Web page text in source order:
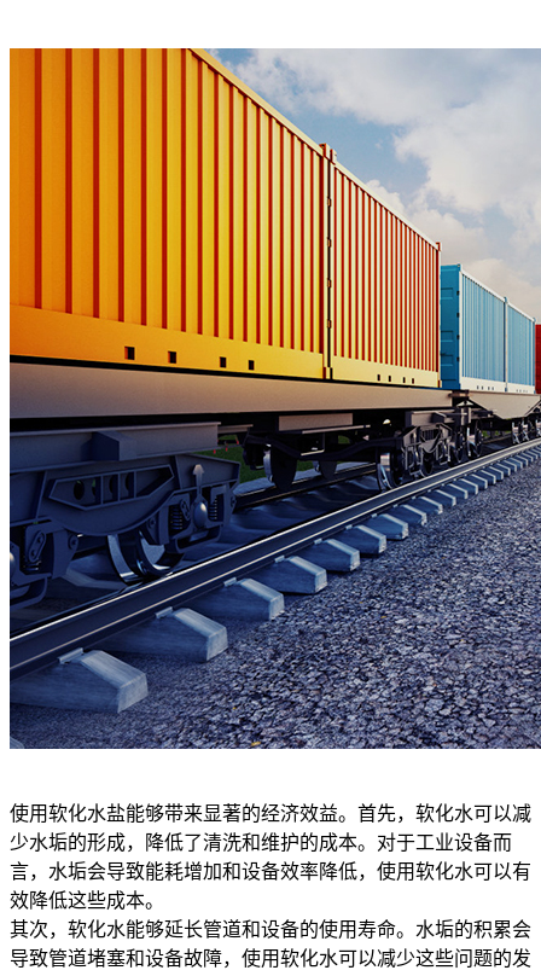
使用软化水盐能够带来显著的经济效益。首先，软化水可以减
少水垢的形成，降低了清洗和维护的成本。对于工业设备而
言，水垢会导致能耗增加和设备效率降低，使用软化水可以有
效降低这些成本。
其次，软化水能够延长管道和设备的使用寿命。水垢的积累会
导致管道堵塞和设备故障，使用软化水可以减少这些问题的发